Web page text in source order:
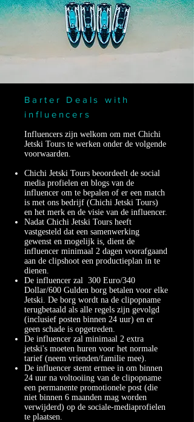
Barter Deals with
influencers
Influencers zijn welkom om met Chichi
Jetski Tours te werken onder de volgende
voorwaarden.
Chichi Jetski Tours beoordeelt de social
media profielen en blogs van de
influencer om te bepalen of er een match
is met ons bedrijf (Chichi Jetski Tours)
en het merk en de visie van de influencer.
Nadat Chichi Jetski Tours heeft
vastgesteld dat een samenwerking
gewenst en mogelijk is, dient de
influencer minimaal 2 dagen voorafgaand
aan de clipshoot een productieplan in te
dienen.
De influencer zal 300 Euro/340
Dollar/600 Gulden borg betalen voor elke
Jetski. De borg wordt na de clipopname
terugbetaald als alle regels zijn gevolgd
(inclusief posten binnen 24 uur) en er
geen schade is opgetreden.
De influencer zal minimaal 2 extra
jetski's moeten huren voor het normale
tarief (neem vrienden/familie mee).
De influencer stemt ermee in om binnen
24 uur na voltooiing van de clipopname
een permanente promotionele post (die
niet binnen 6 maanden mag worden
verwijderd) op de sociale-mediaprofielen
te plaatsen.